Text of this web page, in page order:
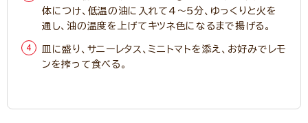
体につけ、低温の油に入れて4～5分、ゆっくりと火を
通し、油の温度を上げてキツネ色になるまで揚げる。
皿に盛り、サニーレタス、ミニトマトを添え、お好みでレモ
ンを搾って食べる。